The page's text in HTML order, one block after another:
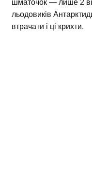
шматочок — лише 2
льодовиків
втрачати і ці крихти.